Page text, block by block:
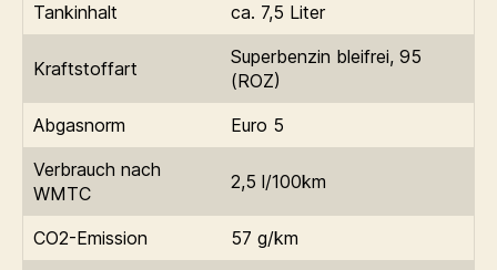
Tankinhalt
ca. 7,5 Liter
Kraftstoffart
Superbenzin bleifrei, 95
(ROZ)
Abgasnorm
Euro 5
Verbrauch nach
WMTC
2,5 l/100km
CO2-Emission
57 g/km